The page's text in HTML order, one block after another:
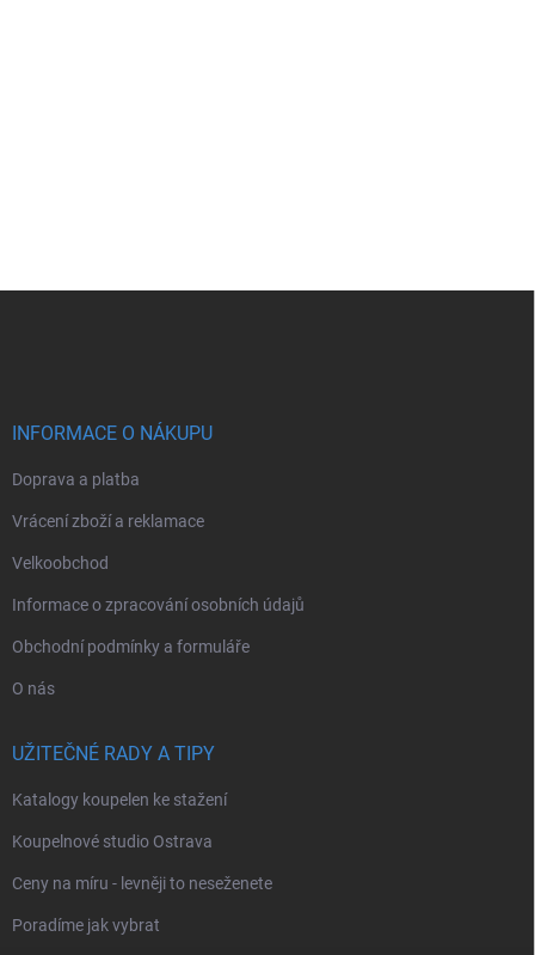
INFORMACE O NÁKUPU
Doprava a platba
Vrácení zboží a reklamace
Velkoobchod
Informace o zpracování osobních údajů
Obchodní podmínky a formuláře
O nás
UŽITEČNÉ RADY A TIPY
Katalogy koupelen ke stažení
Koupelnové studio Ostrava
Ceny na míru - levněji to neseženete
Poradíme jak vybrat